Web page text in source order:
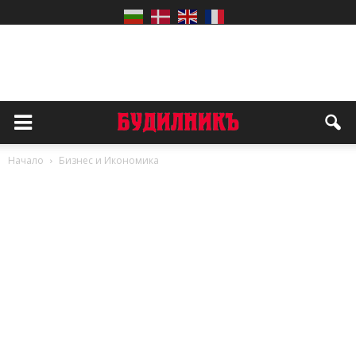
Начало Бизнес и Икономика